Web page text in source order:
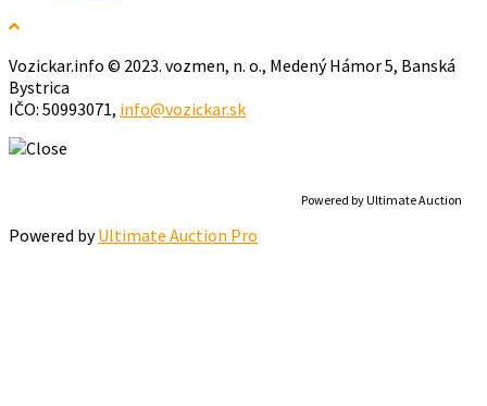
Vozickar.info © 2023. vozmen, n. o., Medený Hámor 5, Banská
Bystrica
IČO: 50993071, info@vozickar.sk
Powered by Ultimate Auction
Powered byUltimate Auction Pro